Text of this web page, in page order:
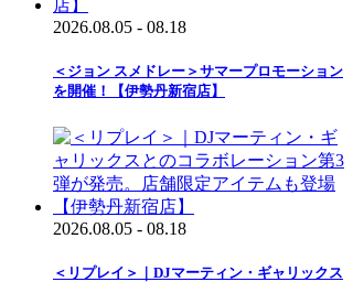
2026.08.05 - 08.18
＜ジョン スメドレー＞サマープロモーション
を開催！【伊勢丹新宿店】
2026.08.05 - 08.18
＜リプレイ＞｜DJマーティン・ギャリックス